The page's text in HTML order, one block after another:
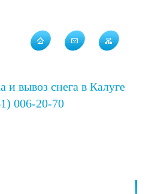
и вывоз снега в Калуге
006-20-70